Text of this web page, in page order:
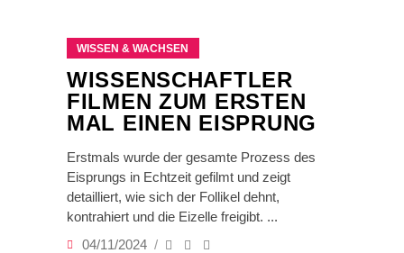
WISSEN & WACHSEN
WISSENSCHAFTLER
FILMEN ZUM ERSTEN
MAL EINEN EISPRUNG
Erstmals wurde der gesamte Prozess des
Eisprungs in Echtzeit gefilmt und zeigt
detailliert, wie sich der Follikel dehnt,
kontrahiert und die Eizelle freigibt.
04/11/2024